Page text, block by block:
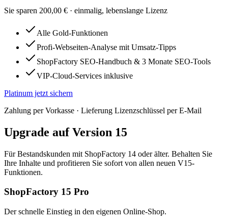
Sie sparen 200,00 € · einmalig, lebenslange Lizenz
Alle Gold-Funktionen
Profi-Webseiten-Analyse mit Umsatz-Tipps
ShopFactory SEO-Handbuch & 3 Monate SEO-Tools
VIP-Cloud-Services inklusive
Platinum jetzt sichern
Zahlung per Vorkasse · Lieferung Lizenzschlüssel per E-Mail
Upgrade auf Version 15
Für Bestandskunden mit ShopFactory 14 oder älter. Behalten Sie
Ihre Inhalte und profitieren Sie sofort von allen neuen V15-
Funktionen.
ShopFactory 15 Pro
Der schnelle Einstieg in den eigenen Online-Shop.